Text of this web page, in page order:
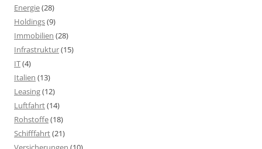
Energie(28)
Holdings(9)
Immobilien (28)
Infrastruktur(15)
IT(4)
Italien (13)
Leasing(12)
Luftfahrt(14)
Rohstoffe(18)
Schifffahrt(21)